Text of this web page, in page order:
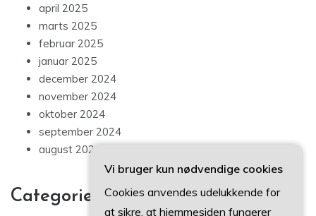
april 2025
marts 2025
februar 2025
januar 2025
december 2024
november 2024
oktober 2024
september 2024
august 2024
Categories
Vi bruger kun nødvendige cookies
Cookies anvendes udelukkende for
at sikre, at hjemmesiden fungerer